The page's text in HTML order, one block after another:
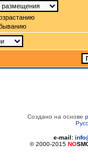
Создано на основе
e-mail:
© 2000-2015 NO